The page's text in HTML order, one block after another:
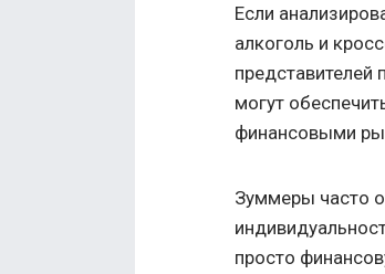
Если
алкоголь и
представителей
могут
финансовыми
Зуммеры часто
просто